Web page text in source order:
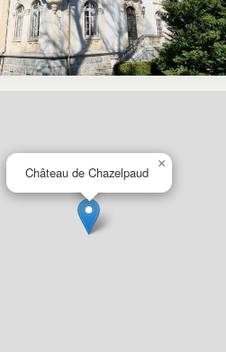
Château de Chazelpaud
×